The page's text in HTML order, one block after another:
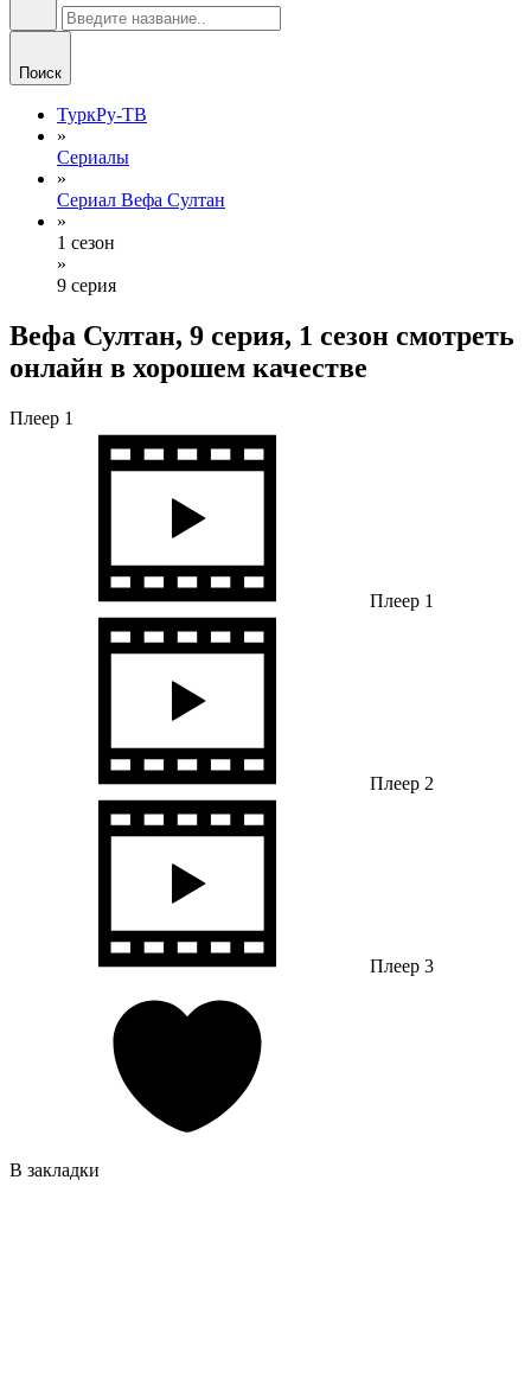
Поиск
ТуркРу-ТВ
»
Сериалы
»
Сериал Вефа Султан
»
1 сезон
»
9 серия
Вефа Султан, 9 серия, 1 сезон смотреть
онлайн в хорошем качестве
Плеер 1
Плеер 1
Плеер 2
Плеер 3
В закладки